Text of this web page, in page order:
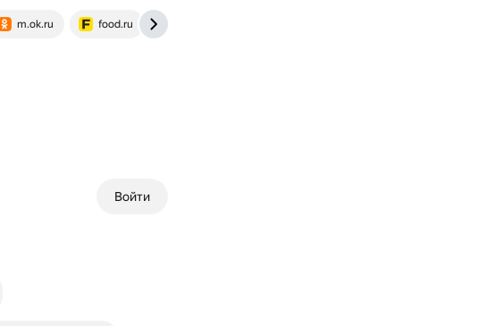
m.ok.ru food.ru
Войти